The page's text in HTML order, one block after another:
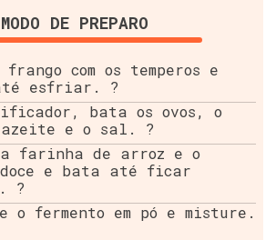
MODO DE PREPARO
frango com os temperos e
esfriar. ?
bata os ovos, o
e o sal. ?
a farinha de arroz e o
e bata até ficar
?
o fermento em pó e misture.